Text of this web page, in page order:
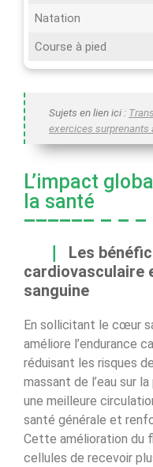
Natation
Course à pied
Sujets en lien ici :
exercices surprenants
L’impact
la santé
Les
cardiovasculaire
sanguine
En sollicitant le cœur
améliore l’endurance
réduisant les risques
massant de l’eau sur
une meilleure
santé générale et
Cette amélioration du
cellules de recevoir